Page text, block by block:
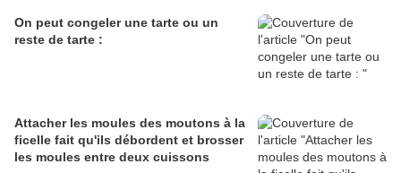
On peut congeler une tarte ou un
reste de tarte :
Attacher les moules des moutons à la
ficelle fait qu'ils débordent et brosser
les moules entre deux cuissons